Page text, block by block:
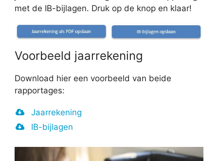
met de IB-bijlagen. Druk op de knop en klaar!
Voorbeeld jaarrekening
Download hier een voorbeeld van beide
rapportages:
Jaarrekening
IB-bijlagen